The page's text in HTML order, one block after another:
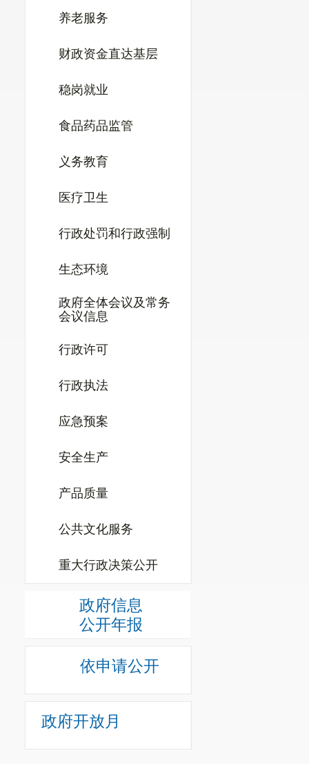
养老服务
财政资金直达基层
稳岗就业
食品药品监管
义务教育
医疗卫生
行政处罚和行政强制
生态环境
政府全体会议及常务
会议信息
行政许可
行政执法
应急预案
安全生产
产品质量
公共文化服务
重大行政决策公开
政府信息
公开年报
依申请公开
政府开放月